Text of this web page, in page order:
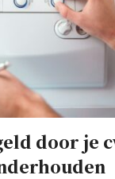
door je